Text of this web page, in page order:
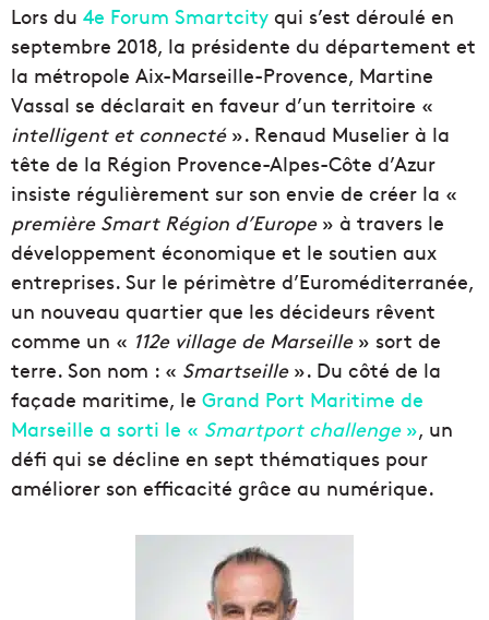
Lors du 4e Forum Smartcity qui s’est déroulé en
septembre 2018, la présidente du département et
la métropole Aix-Marseille-Provence, Martine
Vassal se déclarait en faveur d’un territoire «
intelligent et connecté». Renaud Muselier à la
tête de la Région Provence-Alpes-Côte d’Azur
insiste régulièrement sur son envie de créer la «
première Smart Région d’Europe» à travers le
développement économique et le soutien aux
entreprises. Sur le périmètre d’Euroméditerranée,
un nouveau quartier que les décideurs rêvent
comme un « 112e village de Marseille» sort de
terre. Son nom : « Smartseille». Du côté de la
façade maritime, le Grand Port Maritime de
Marseille a sorti le « Smartport challenge», un
défi qui se décline en sept thématiques pour
améliorer son efficacité grâce au numérique.